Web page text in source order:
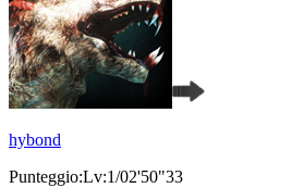
hybond
Punteggio:Lv:1/02'50"33